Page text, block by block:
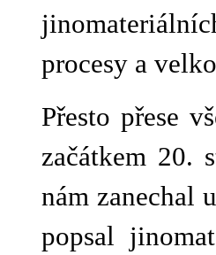
procesy a
Přesto přese
začátkem 20.
nám
popsal